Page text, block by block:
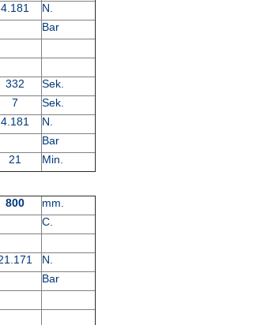
4.181
N.
Bar
332
Sek.
7
Sek.
4.181
N.
Bar
21 Min.
800
mm.
C.
N.
Bar